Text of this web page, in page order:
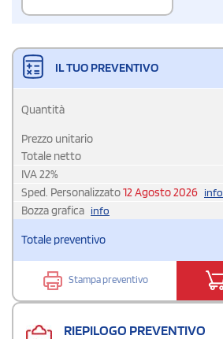
IL TUO PREVENTIVO
Quantità
Prezzo unitario
Totale netto
IVA22%
Sped. Personalizzato12 Agosto 2026 info
Bozza grafica info
Totale preventivo
Stampa preventivo
RIEPILOGO PREVENTIVO